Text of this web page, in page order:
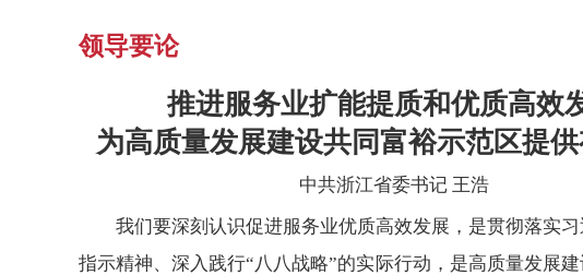
领导要论
推进服务业扩能提质和优质高效
为高质量发展建设共同富裕示范区提
中共浙江省委书记 王浩
我们要深刻认识促进服务业优质高效发展，是贯彻落实
指示精神、深入践行“八八战略”的实际行动，是高质量发展